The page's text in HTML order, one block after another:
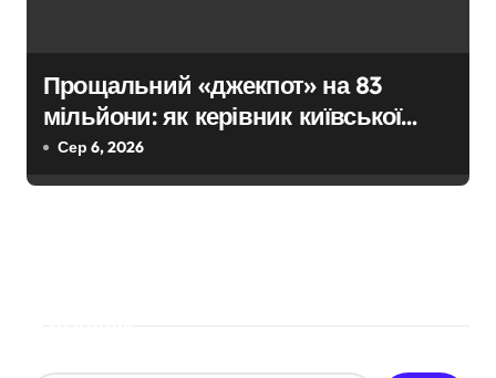
Прощальний «джекпот» на 83
мільйони: як керівник київської
швидкої віддав бюджетні кошти
шахраям
Сер 6, 2026